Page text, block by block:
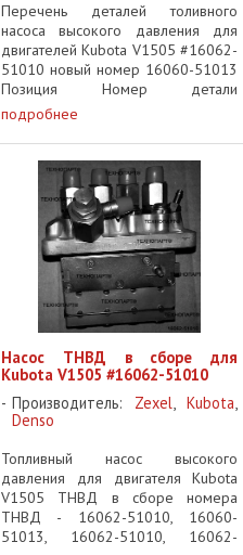
Перечень деталей толивного
насоса высокого давления для
двигателей Kubota V1505 #16062-
51010 новый номер 16060-51013
Позиция Номер детали
Наименование к-во 010 16062-
51010, 16060-51013 ТНВД В
СБОРЕ 1 020 16030-5105
ПЛУНЖЕРНАЯ ПАРА 4 030 15841-
подробнее
Насос ТНВД в сборе для
Kubota V1505 #16062-51010
Производитель: Zexel,Kubota,
Denso
Топливный насос высокого
давления для двигателя Kubota
V1505 ТНВД в сборе номера
ТНВД - 16062-51010, 16060-
51013, 16062-51010, 16062-